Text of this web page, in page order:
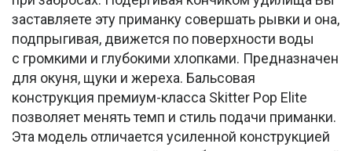
заставляете эту приманку совершать рывки и она,
подпрыгивая, движется по поверхности воды
с громкими и глубокими хлопками. Предназначен
для окуня, щуки и жереха. Бальсовая
конструкция премиум-класса Skitter Pop Elite
позволяет менять темп и стиль подачи приманки.
Эта модель отличается усиленной конструкцией